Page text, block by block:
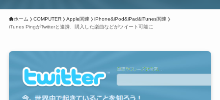
ホーム COMPUTER Apple関連
iPhone&iPod&iPad&iTunes関連
iTunes PingがTwitterと連携、購入した楽曲などがツイート可能に